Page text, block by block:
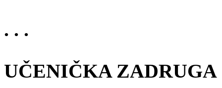
. . .
UČENIČKA ZADRUGA